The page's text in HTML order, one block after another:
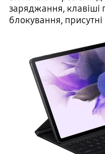
заряджання, клавіші
блокування,